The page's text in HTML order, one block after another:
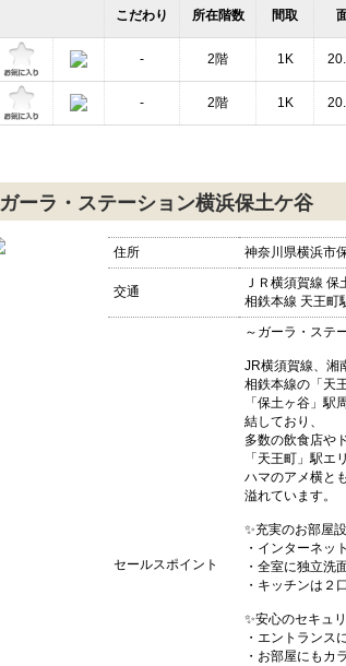
こだわり 所在階数 間取
- 2階 1K
- 2階 1K
ガーラ・ステーション横浜保土ケ谷
住所 神奈川県横浜市
交通
ＪＲ横須賀線
相鉄本線 天王町
セールスポイント
～ガーラ・ステ
JR横須賀線、湘
相鉄本線の「天
「保土ヶ谷」
結しており、
多数の飲食店や
「天王町」駅
ハマのアメ横と
溢れています。
✨充実のお部屋
・インターネッ
・全室に独立洗
・キッチンは２
✨安心のセキュ
・エントランス
・お部屋にもカ